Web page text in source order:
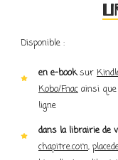
Disponible :
en e-booksur
Kobo/Fnac ainsi
ligne
dans la librairie de
chapitre.com,